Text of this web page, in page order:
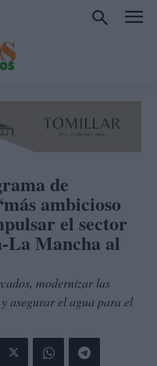
de
ambicioso
el sector
Mancha al
modernizar las
asegurar el agua para el